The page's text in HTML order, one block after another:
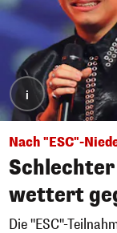
i
Nach "ESC"-
wettert
Die "ESC"-